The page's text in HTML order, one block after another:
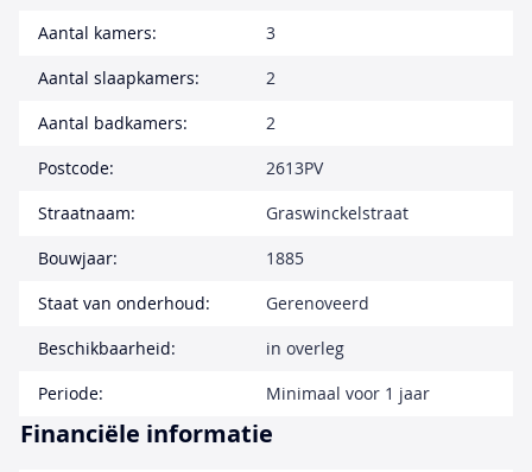
Aantal kamers:
3
Aantal slaapkamers:
2
Aantal badkamers:
2
Postcode:
2613PV
Straatnaam:
Graswinckelstraat
Bouwjaar:
1885
Staat van onderhoud:
Gerenoveerd
Beschikbaarheid:
in overleg
Periode:
Minimaal voor 1 jaar
Financiële informatie